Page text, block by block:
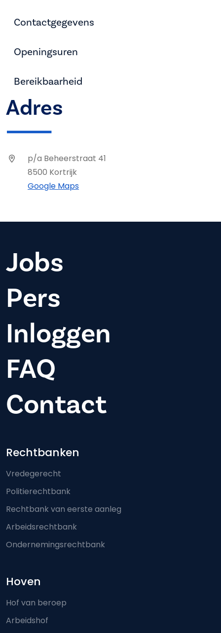
Contactgegevens
Openingsuren
Bereikbaarheid
Adres
p/a Beheerstraat 41
8500 Kortrijk
Google Maps
Jobs
Pers
Inloggen
FAQ
Contact
Footer-menu
Rechtbanken
Vredegerecht
Politierechtbank
Rechtbank van eerste aanleg
Arbeidsrechtbank
Ondernemingsrechtbank
Hoven
Hof van beroep
Arbeidshof